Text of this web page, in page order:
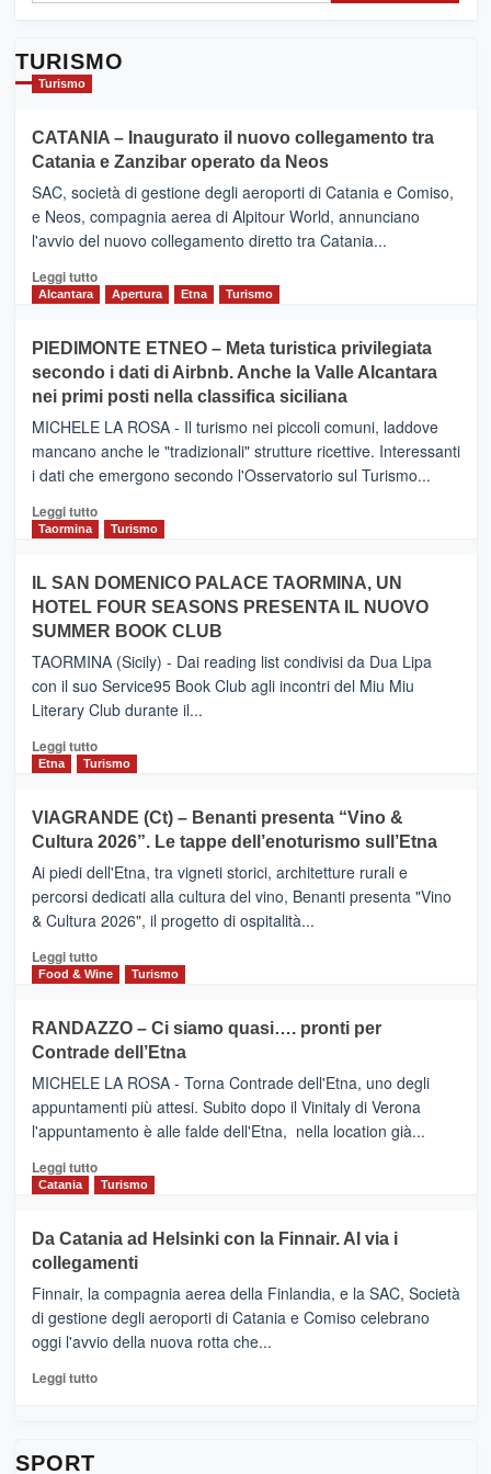
TURISMO
Turismo
CATANIA – Inaugurato il nuovo collegamento tra
Catania e Zanzibar operato da Neos
SAC, società di gestione degli aeroporti di Catania e Comiso,
e Neos, compagnia aerea di Alpitour World, annunciano
l'avvio del nuovo collegamento diretto tra Catania...
Leggi tuttoLeggi
CATANIA
–
Inaugurato
il
nuovo
collegamento
tra
e
Zanzibar
da
Neos
Alcantara Apertura Etna Turismo
PIEDIMONTE ETNEO – Meta turistica privilegiata
secondo i dati di Airbnb. Anche la Valle Alcantara
nei primi posti nella classifica siciliana
MICHELE LA ROSA - Il turismo nei piccoli comuni, laddove
mancano anche le "tradizionali" strutture ricettive. Interessanti
i dati che emergono secondo l'Osservatorio sul Turismo...
Leggi tuttoLeggi
PIEDIMONTE
ETNEO
–
Meta
turistica
privilegiata
secondo
dati
di
Anche
la
Alcantara
nei
primi
nella
classifica
Taormina Turismo
IL SAN DOMENICO PALACE TAORMINA, UN
HOTEL FOUR SEASONS PRESENTA IL NUOVO
SUMMER BOOK CLUB
TAORMINA (Sicily) - Dai reading list condivisi da Dua Lipa
con il suo Service95 Book Club agli incontri del Miu Miu
Literary Club durante il...
Leggi tuttoLeggi
di
IL
SAN
DOMENICO
PALACE
TAORMINA,
UN
HOTEL
FOUR
IL
NUOVO
SUMMER
CLUB
Etna Turismo
VIAGRANDE (Ct) – Benanti presenta “Vino &
Cultura 2026”. Le tappe dell’enoturismo sull’Etna
Ai piedi dell'Etna, tra vigneti storici, architetture rurali e
percorsi dedicati alla cultura del vino, Benanti presenta "Vino
& Cultura 2026", il progetto di ospitalità...
Leggi tuttoLeggi
di
VIAGRANDE
(Ct)
–
Benanti
presenta
“Vino
&
Cultura
tappe
dell’enoturismo
Food & Wine Turismo
RANDAZZO – Ci siamo quasi…. pronti per
Contrade dell’Etna
MICHELE LA ROSA - Torna Contrade dell'Etna, uno degli
appuntamenti più attesi. Subito dopo il Vinitaly di Verona
l'appuntamento è alle falde dell'Etna, nella location già...
Leggi tuttoLeggi
di
RANDAZZO
–
Ci
siamo
quasi….
pronti
per
Catania Turismo
Da Catania ad Helsinki con la Finnair. Al via i
collegamenti
Finnair, la compagnia aerea della Finlandia, e la SAC, Società
di gestione degli aeroporti di Catania e Comiso celebrano
oggi l'avvio della nuova rotta che...
Leggi tuttoLeggi
SPORT